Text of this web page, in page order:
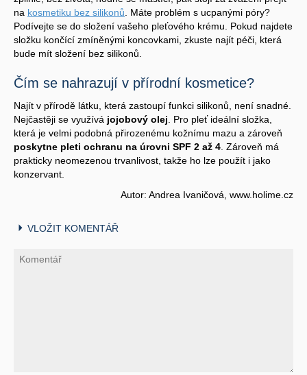
na kosmetiku bez silikonů . Máte problém s ucpanými póry?
Podívejte se do složení vašeho pleťového krému. Pokud najdete
složku končící zmíněnými koncovkami, zkuste najít péči, která
bude mít složení bez silikonů.
Čím se nahrazují v přírodní kosmetice?
Najít v přírodě látku, která zastoupí funkci silikonů, není snadné.
Nejčastěji se využívá jojobový olej . Pro pleť ideální složka,
která je velmi podobná přirozenému kožnímu mazu a zároveň
poskytne pleti ochranu na úrovni SPF 2 až 4 . Zároveň má
prakticky neomezenou trvanlivost, takže ho lze použít i jako
konzervant.
Autor: Andrea Ivaničová, www.holime.cz
VLOŽIT KOMENTÁŘ